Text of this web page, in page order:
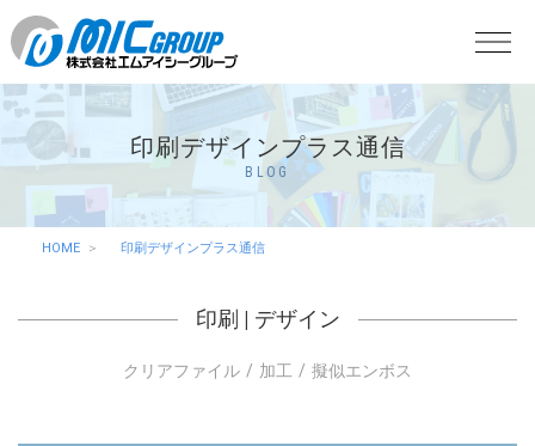
印刷デザインプラス通信
BLOG
HOME 印刷デザインプラス通信
印刷 | デザイン
クリアファイル 加工 擬似エンボス